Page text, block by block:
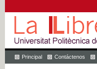
Principal Contáctenos